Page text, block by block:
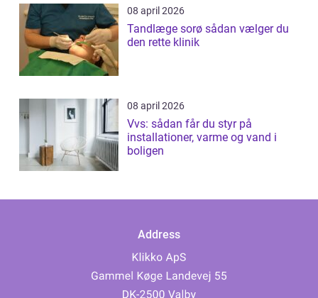
08 april 2026
Tandlæge sorø sådan vælger du
den rette klinik
08 april 2026
Vvs: sådan får du styr på
installationer, varme og vand i
boligen
Address